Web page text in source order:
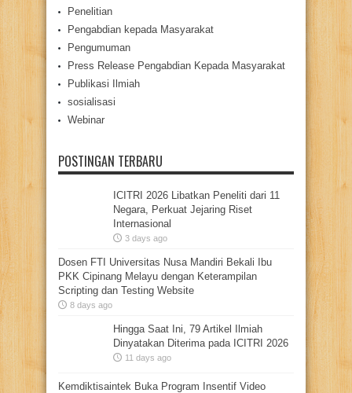
Penelitian
Pengabdian kepada Masyarakat
Pengumuman
Press Release Pengabdian Kepada Masyarakat
Publikasi Ilmiah
sosialisasi
Webinar
POSTINGAN TERBARU
ICITRI 2026 Libatkan Peneliti dari 11
Negara, Perkuat Jejaring Riset
Internasional
3 days ago
Dosen FTI Universitas Nusa Mandiri Bekali Ibu
PKK Cipinang Melayu dengan Keterampilan
Scripting dan Testing Website
8 days ago
Hingga Saat Ini, 79 Artikel Ilmiah
Dinyatakan Diterima pada ICITRI 2026
11 days ago
Kemdiktisaintek Buka Program Insentif Video